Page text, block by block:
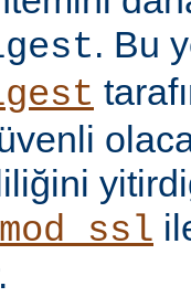
. Bu
mod_ssl